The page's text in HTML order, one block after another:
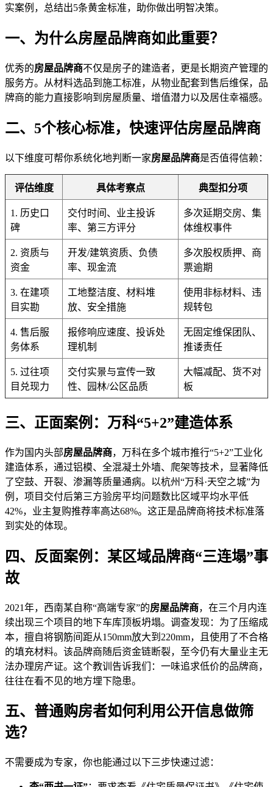
实案例，总结出5条黄金标准，助你做出明智决策。
一、为什么房屋品牌商如此重要？
优秀的房屋品牌商不仅是房子的建造者，更是长期资产管理的
服务方。从材料选品到施工标准，从物业配套到售后维保，品
牌商的能力直接影响到房屋质量、增值潜力以及居住幸福感。
二、5个核心标准，快速评估房屋品牌商
以下维度可帮你系统化地判断一家房屋品牌商是否值得信赖：
评估维度 具体考察点 典型扣分项
1. 历史口
碑
交付时间、业主投诉
率、第三方评分
多次延期交房、集
体维权事件
2. 资质与
资金
开发/建筑资质、负债
率、现金流
多次股权质押、商
票逾期
3. 在建项
目实勘
工地整洁度、材料堆
放、安全措施
使用非标材料、违
规转包
4. 售后服
务体系
报修响应速度、投诉处
理机制
无固定维保团队、
推诿责任
5. 过往项
目兑现力
交付实景与宣传一致
性、园林/公区品质
大幅减配、货不对
板
三、正面案例：万科“5+2”建造体系
作为国内头部房屋品牌商，万科在多个城市推行“5+2”工业化
建造体系，通过铝模、全混凝土外墙、爬架等技术，显著降低
了空鼓、开裂、渗漏等质量通病。以杭州“万科·天空之城”为
例，项目交付后第三方验房平均问题数比区域平均水平低
42%，业主复购推荐率高达68%。这正是品牌商将技术标准落
到实处的体现。
四、反面案例：某区域品牌商“三连塌”事
故
2021年，西南某自称“高端专家”的房屋品牌商，在三个月内连
续出现三个项目的地下车库顶板坍塌。调查发现：为了压缩成
本，擅自将钢筋间距从150mm放大到220mm，且使用了不合格
的填充材料。该品牌商随后资金链断裂，至今仍有大量业主无
法办理房产证。这个教训告诉我们：一味追求低价的品牌商，
往往在看不见的地方埋下隐患。
五、普通购房者如何利用公开信息做筛
选？
不需要成为专家，你也能通过以下三步快速过滤：